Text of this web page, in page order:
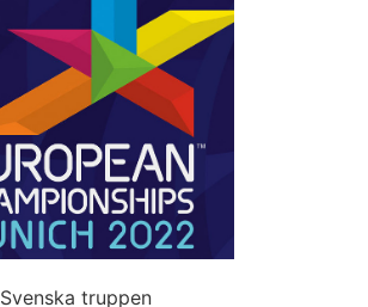
Svenska truppen